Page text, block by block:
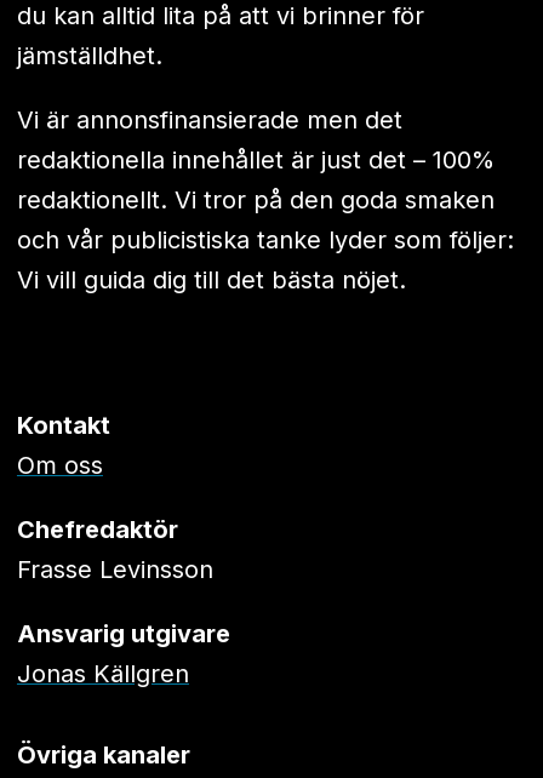
du kan alltid lita på att vi brinner för
jämställdhet.
Vi är annonsfinansierade men det
redaktionella innehållet är just det – 100%
redaktionellt. Vi tror på den goda smaken
och vår publicistiska tanke lyder som följer:
Vi vill guida dig till det bästa nöjet.
Kontakt
Om oss
Chefredaktör
Frasse Levinsson
Ansvarig utgivare
Jonas Källgren
Övriga kanaler